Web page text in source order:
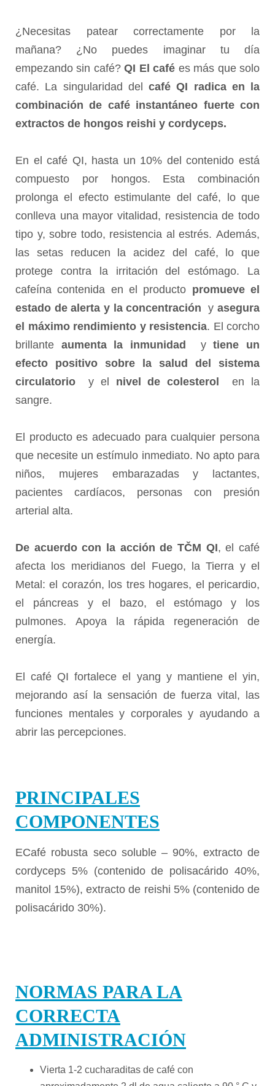
¿Necesitas patear correctamente por la
mañana? ¿No puedes imaginar tu día
empezando sin café?QI El café es más que solo
café. La singularidad del café QI radica en la
combinación de café instantáneo fuerte con
extractos de hongos reishi y cordyceps.
En el café QI, hasta un 10% del contenido está
compuesto por hongos. Esta combinación
prolonga el efecto estimulante del café, lo que
conlleva una mayor vitalidad, resistencia de todo
tipo y, sobre todo, resistencia al estrés. Además,
las setas reducen la acidez del café, lo que
protege contra la irritación del estómago. La
cafeína contenida en el producto promueve el
estado de alerta y la concentración y asegura
el máximo rendimiento y resistencia. El corcho
brillante aumenta la inmunidad ytiene un
efecto positivo sobre la salud del sistema
circulatorio
y el nivel de colesterol
en la
sangre.
El producto es adecuado para cualquier persona
que necesite un estímulo inmediato. No apto para
niños, mujeres embarazadas y lactantes,
pacientes cardíacos, personas con presión
arterial alta.
De acuerdo con la acción de TČM QI, el café
afecta los meridianos del Fuego, la Tierra y el
Metal: el corazón, los tres hogares, el pericardio,
el páncreas y el bazo, el estómago y los
pulmones. Apoya la rápida regeneración de
energía.
El café QI fortalece el yang y mantiene el yin,
mejorando así la sensación de fuerza vital, las
funciones mentales y corporales y ayudando a
abrir las percepciones.
PRINCIPALES
COMPONENTES
ECafé robusta seco soluble – 90%, extracto de
cordyceps 5% (contenido de polisacárido 40%,
manitol 15%), extracto de reishi 5% (contenido de
polisacárido 30%).
NORMAS PARA LA
CORRECTA
ADMINISTRACIÓN
Vierta 1-2 cucharaditas de café con